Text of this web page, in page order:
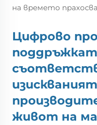
на времето
Цифрово
живот на